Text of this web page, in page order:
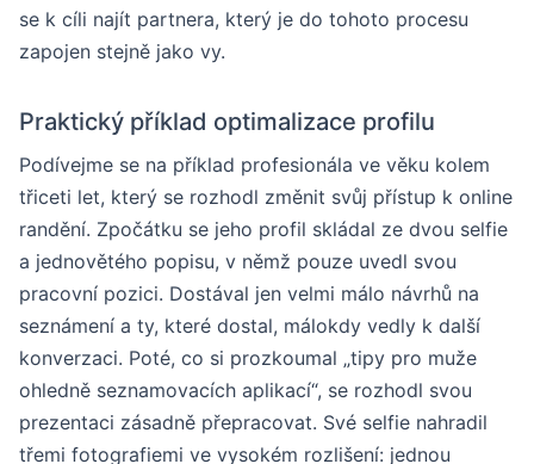
se k cíli najít partnera, který je do tohoto procesu
zapojen stejně jako vy.
Praktický příklad optimalizace profilu
Podívejme se na příklad profesionála ve věku kolem
třiceti let, který se rozhodl změnit svůj přístup k online
randění. Zpočátku se jeho profil skládal ze dvou selfie
a jednovětého popisu, v němž pouze uvedl svou
pracovní pozici. Dostával jen velmi málo návrhů na
seznámení a ty, které dostal, málokdy vedly k další
konverzaci. Poté, co si prozkoumal „tipy pro muže
ohledně seznamovacích aplikací“, se rozhodl svou
prezentaci zásadně přepracovat. Své selfie nahradil
třemi fotografiemi ve vysokém rozlišení: jednou